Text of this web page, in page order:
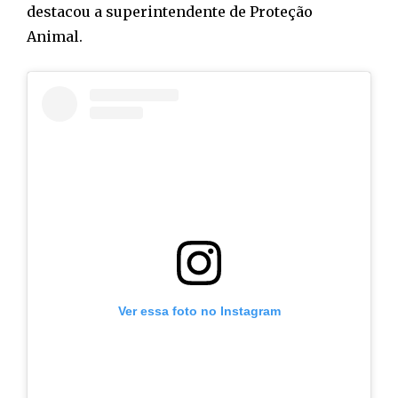
destacou a superintendente de Proteção
Animal.
Ver essa foto no Instagram